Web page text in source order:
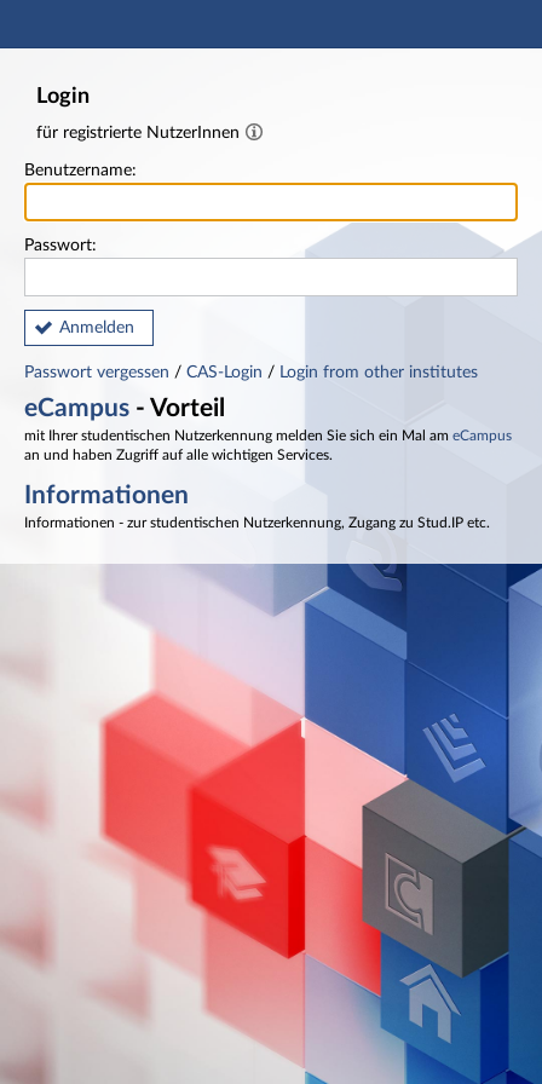
Hauptnavigation
Login
für registrierte NutzerInnen
Benutzername:
Passwort:
Anmelden
Passwort vergessen / CAS-Login / Login from other institutes
eCampus - Vorteil
mit Ihrer studentischen Nutzerkennung melden Sie sich ein Mal am eCampus
an und haben Zugriff auf alle wichtigen Services.
Informationen
Informationen - zur studentischen Nutzerkennung, Zugang zu Stud.IP etc.